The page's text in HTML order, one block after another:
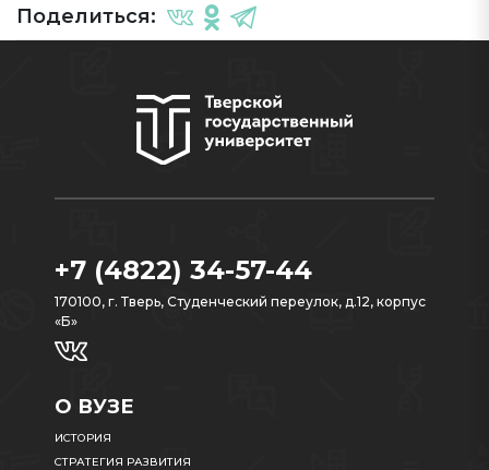
Поделиться:
+7 (4822) 34-57-44
170100, г. Тверь, Студенческий переулок, д.12, корпус
«Б»
О ВУЗЕ
ИСТОРИЯ
СТРАТЕГИЯ РАЗВИТИЯ